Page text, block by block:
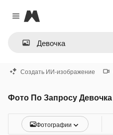
Close menu
Magnific
Создать ИИ-изображение
Фото По Запросу Девочка
Фотографии